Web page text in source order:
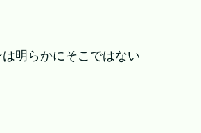
明らかにそこではない